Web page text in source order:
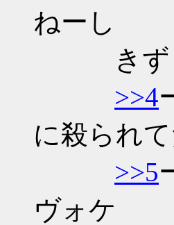
ねーし
きず
>>4
に殺られ
>>5
ヴォケ